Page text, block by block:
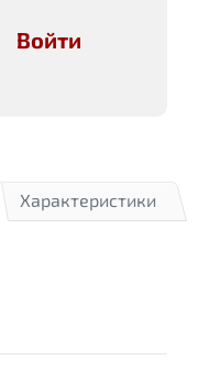
Войти
Характеристики